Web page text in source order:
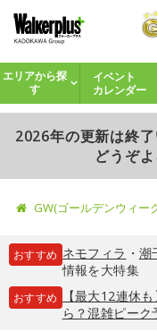
エリアから探
す
イベント
カレンダー
2026年の更新は終
どうぞ
GW(ゴールデンウィー
おすすめ ネモフィラ ・ 潮
情報を大特集
おすすめ
【最大12連休
ら？混雑ピーク